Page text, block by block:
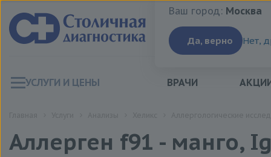
Ваш город:Москва
Ваш город: Москва
Да, верно Нет,
УСЛУГИ И ЦЕНЫ ВРАЧИ
Аллерген f91 - манго,